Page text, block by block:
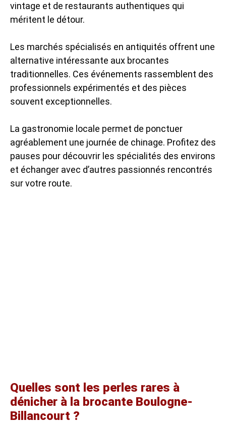
vintage et de restaurants authentiques qui
méritent le détour.
Les marchés spécialisés en antiquités offrent une
alternative intéressante aux brocantes
traditionnelles. Ces événements rassemblent des
professionnels expérimentés et des pièces
souvent exceptionnelles.
La gastronomie locale permet de ponctuer
agréablement une journée de chinage. Profitez des
pauses pour découvrir les spécialités des environs
et échanger avec d’autres passionnés rencontrés
sur votre route.
Quelles sont les perles rares à
dénicher à la brocante Boulogne-
Billancourt ?